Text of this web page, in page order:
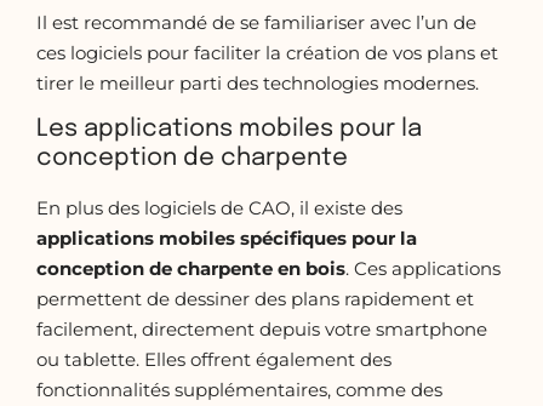
Il est recommandé de se familiariser avec l’un de
ces logiciels pour faciliter la création de vos plans et
tirer le meilleur parti des technologies modernes.
Les applications mobiles pour la
conception de charpente
En plus des logiciels de CAO, il existe des
applications mobiles spécifiques pour la
conception de charpente en bois. Ces applications
permettent de dessiner des plans rapidement et
facilement, directement depuis votre smartphone
ou tablette. Elles offrent également des
fonctionnalités supplémentaires, comme des